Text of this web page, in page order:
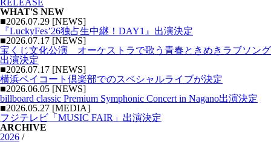
RELEASE
WHAT'S NEW
■2026.07.29 [NEWS]
『LuckyFes’26独占生中継！DAY1』出演決定
■2026.07.17 [NEWS]
宝くじ文化公演 オーケストラで歌う青春ときめきラブソング
出演決定
■2026.07.17 [NEWS]
横浜ベイコート倶楽部でのスペシャルライブが決定
■2026.06.05 [NEWS]
billboard classic Premium Symphonic Concert in Nagano出演決定
■2026.05.27 [MEDIA]
フジテレビ「MUSIC FAIR」出演決定
ARCHIVE
2026 /